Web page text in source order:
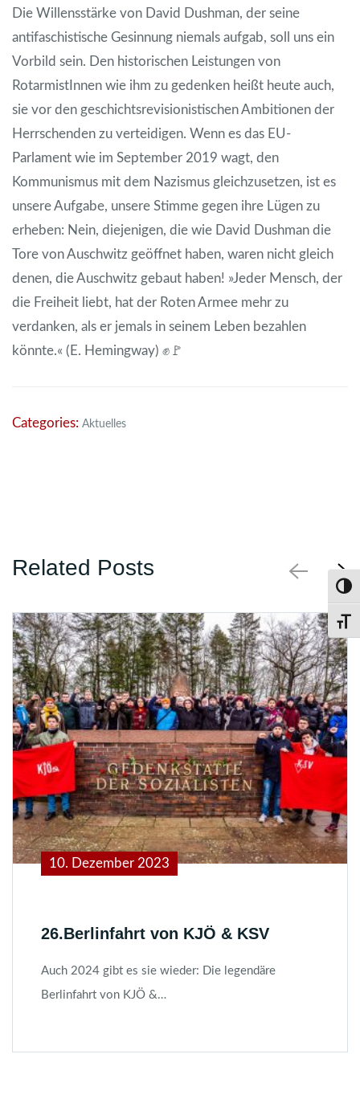
Die Willensstärke von David Dushman, der seine
antifaschistische Gesinnung niemals aufgab, soll uns ein
Vorbild sein. Den historischen Leistungen von
RotarmistInnen wie ihm zu gedenken heißt heute auch,
sie vor den geschichtsrevisionistischen Ambitionen der
Herrschenden zu verteidigen. Wenn es das EU-
Parlament wie im September 2019 wagt, den
Kommunismus mit dem Nazismus gleichzusetzen, ist es
unsere Aufgabe, unsere Stimme gegen ihre Lügen zu
erheben: Nein, diejenigen, die wie David Dushman die
Tore von Auschwitz geöffnet haben, waren nicht gleich
denen, die Auschwitz gebaut haben! »Jeder Mensch, der
die Freiheit liebt, hat der Roten Armee mehr zu
verdanken, als er jemals in seinem Leben bezahlen
könnte.« (E. Hemingway) ✊🚩
Categories: Aktuelles
Related Posts
10. Dezember 2023
26.Berlinfahrt von KJÖ & KSV
Auch 2024 gibt es sie wieder: Die legendäre
Berlinfahrt von KJÖ &…